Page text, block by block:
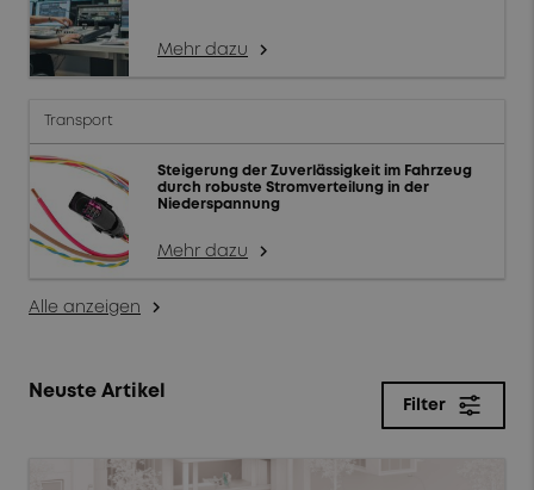
Mehr dazu arrow_forward_ios
Transport
Steigerung der Zuverlässigkeit im Fahrzeug
durch robuste Stromverteilung in der
Niederspannung
Mehr dazu arrow_forward_ios
Alle anzeigen arrow_forward_ios
Neuste Artikel
Filter